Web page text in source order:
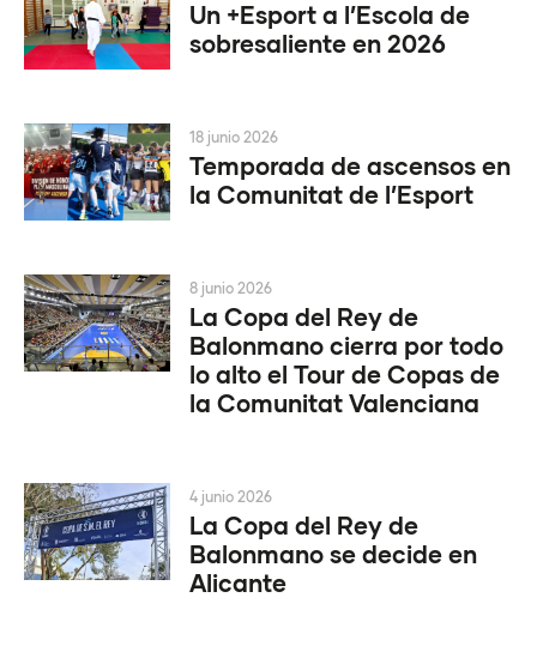
Un +Esport a l’Escola de
sobresaliente en 2026
Temporada de ascensos en
la Comunitat de l’Esport
18 junio 2026
La Copa del Rey de
Balonmano cierra por todo
lo alto el Tour de Copas de
la Comunitat Valenciana
8 junio 2026
La Copa del Rey de
Balonmano se decide en
Alicante
4 junio 2026